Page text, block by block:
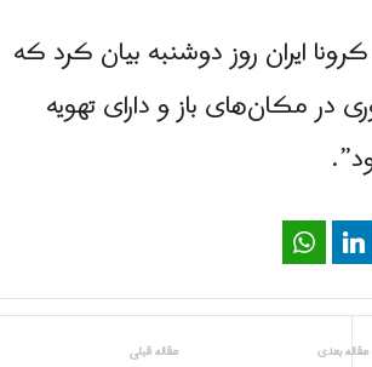
ایران روز دوشنبه بيان کرد که
در مکان‌های باز و دارای تهویه
Pinterest
LinkedIn
مقاله قبلی مقاله بعدی